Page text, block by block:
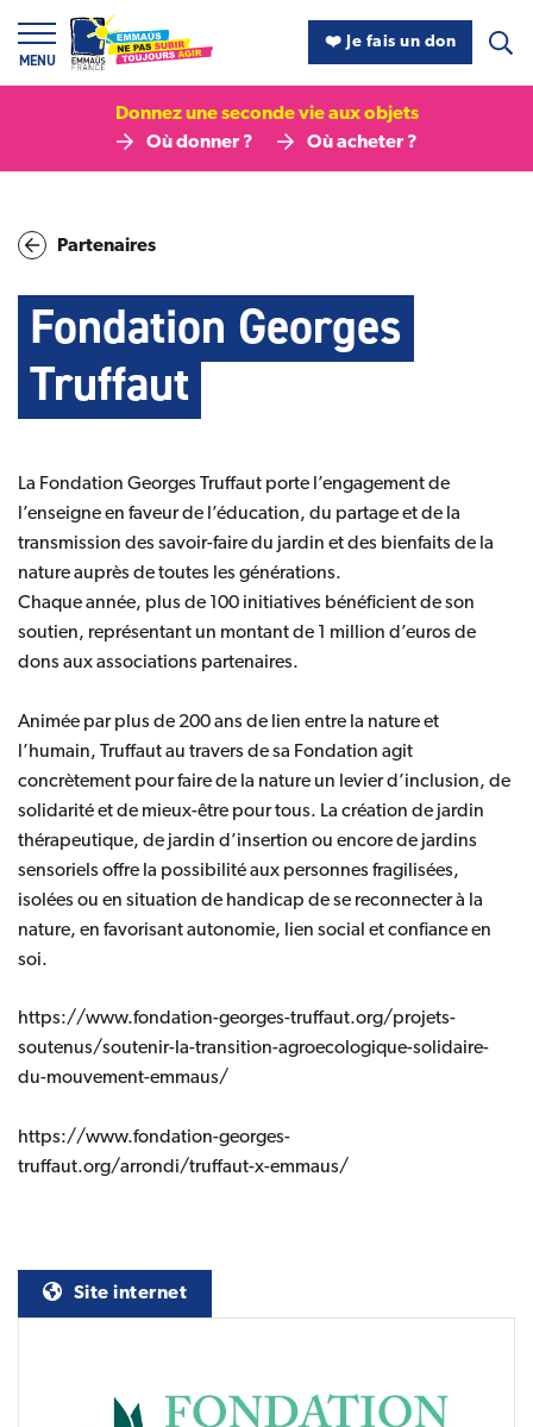
MENU
❤️ Je fais un don
Donnez une seconde vie aux objets
Où donner ?
Où acheter ?
Partenaires
Fondation Georges
Truffaut
La Fondation Georges Truffaut porte l’engagement de
l’enseigne en faveur de l’éducation, du partage et de la
transmission des savoir-faire du jardin et des bienfaits de la
nature auprès de toutes les générations.
Chaque année, plus de 100 initiatives bénéficient de son
soutien, représentant un montant de 1 million d’euros de
dons aux associations partenaires.
Animée par plus de 200 ans de lien entre la nature et
l’humain, Truffaut au travers de sa Fondation agit
concrètement pour faire de la nature un levier d’inclusion, de
solidarité et de mieux-être pour tous. La création de jardin
thérapeutique, de jardin d’insertion ou encore de jardins
sensoriels offre la possibilité aux personnes fragilisées,
isolées ou en situation de handicap de se reconnecter à la
nature, en favorisant autonomie, lien social et confiance en
soi.
https://www.fondation-georges-truffaut.org/projets-
soutenus/soutenir-la-transition-agroecologique-solidaire-
du-mouvement-emmaus/
https://www.fondation-georges-
truffaut.org/arrondi/truffaut-x-emmaus/
Site internet(nouvelle fenêtre)
Panneau de gestion des cookies